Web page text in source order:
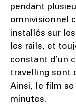
pendant
omnivisionnel
installés sur
les rails, et
constant d’un
travelling sont
Ainsi, le film
minutes.